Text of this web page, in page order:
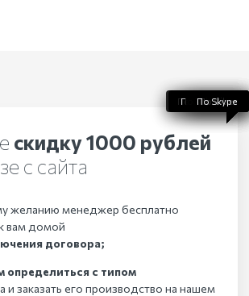
скидку 1000 рублей
с сайта
желанию менеджер бесплатно
вам домой
договора;
определиться с типом
и заказать его производство на нашем
По телефону
По WhatsApp
По Telegram
По Viber
По Skype